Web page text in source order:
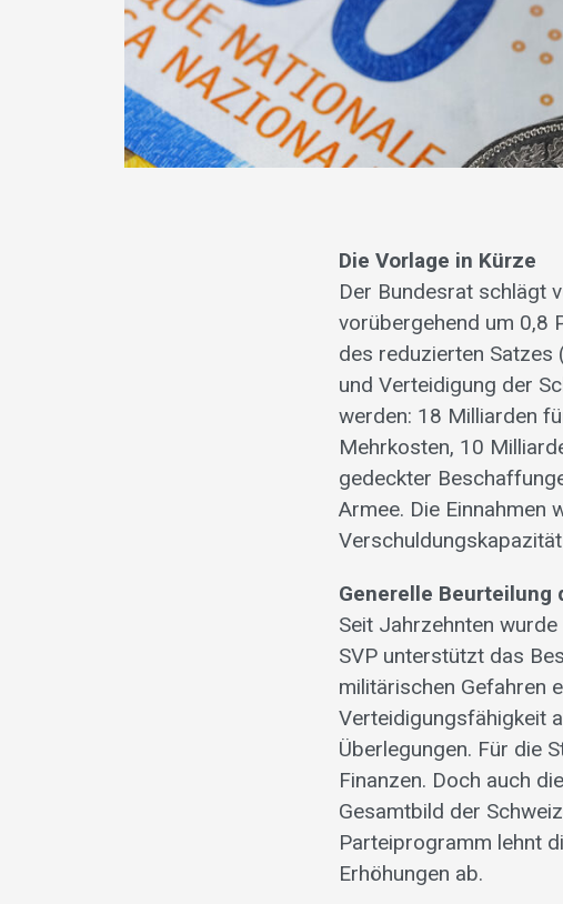
Die Vorlage in Kürze
Der Bundesrat schlägt
vorübergehend um 0,8
des reduzierten Satzes
und Verteidigung der
werden: 18 Milliarden
Mehrkosten, 10
gedeckter
Armee. Die Einnahmen
Generelle Beurteilung
Seit Jahrzehnten
SVP unterstützt das
militärischen Gefahren
Verteidigungsfähigkeit
Überlegungen. Für die
Finanzen. Doch auch
Gesamtbild der
Parteiprogramm lehnt
Erhöhungen ab.